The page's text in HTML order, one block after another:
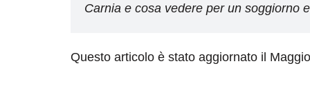
Carnia e cosa vedere per un soggiorno
Questo articolo è stato aggiornato il